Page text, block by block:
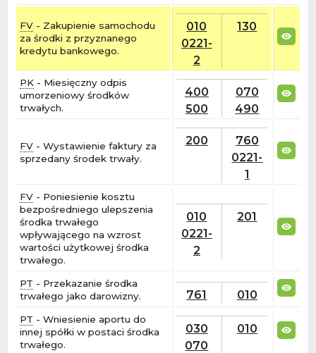
FV - Zakupienie samochodu
za środki z przyznanego
kredytu bankowego.
010
0221-
2
130
PK - Miesięczny odpis
umorzeniowy środków
trwałych.
400
500
070
490
FV - Wystawienie faktury za
sprzedany środek trwały.
200
760
0221-
1
FV - Poniesienie kosztu
bezpośredniego ulepszenia
środka trwałego
wpływającego na wzrost
wartości użytkowej środka
trwałego.
010
0221-
2
201
PT - Przekazanie środka
trwałego jako darowizny.
761 010
PT - Wniesienie aportu do
innej spółki w postaci środka
trwałego.
030
070
010